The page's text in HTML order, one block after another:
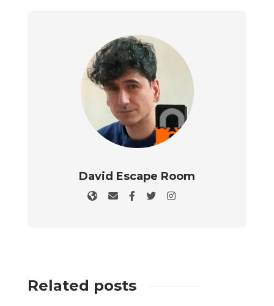
David Escape Room
Related posts